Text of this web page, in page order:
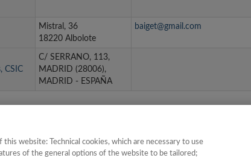
Mistral, 36
18220 Albolote
baiget@gmail.com
CSIC
C/ SERRANO, 113,
MADRID (28006),
MADRID - ESPAÑA
website: Technical cookies, which are necessary to use
of the general options of the website to be tailored;